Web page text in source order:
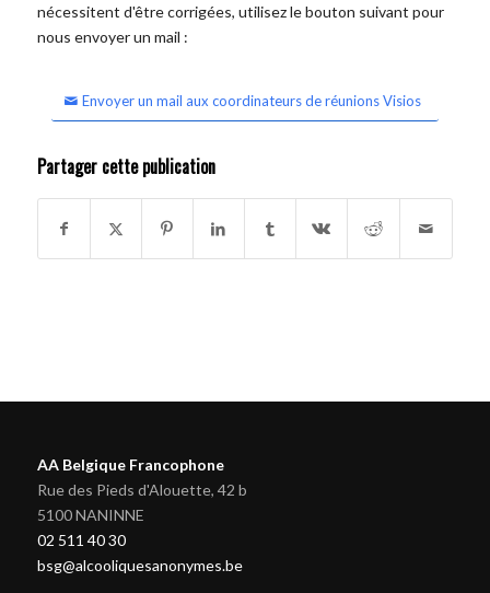
nécessitent d'être corrigées, utilisez le bouton suivant pour
nous envoyer un mail :
Envoyer un mail aux coordinateurs de réunions Visios
Partager cette publication
AA Belgique Francophone
Rue des Pieds d'Alouette, 42 b
5100 NANINNE
02 511 40 30
bsg@alcooliquesanonymes.be